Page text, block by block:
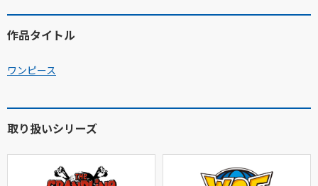
作品タイトル
ワンピース
取り扱いシリーズ